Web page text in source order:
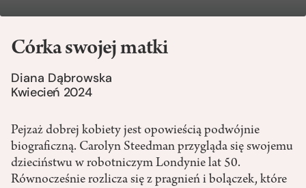
Córka swojej matki
Diana Dąbrowska
Kwiecień 2024
Pejzaż dobrej kobiety jest opowieścią podwójnie
biograficzną. Carolyn Steedman przygląda się swojemu
dzieciństwu w robotniczym Londynie lat 50.
Równocześnie rozlicza się z pragnień i bolączek, które